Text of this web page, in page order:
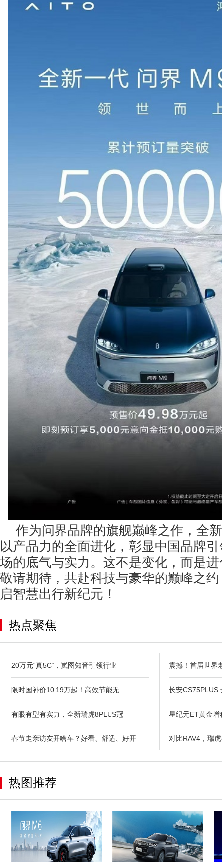
作为问界品牌的旗舰巅峰之作，全
以产品力的全面进化，彰显中国品牌
场的底气与实力。这不是变化，而是
敬请期待，共赴科技与豪华的巅峰之
启智慧出行新纪元！
热点聚焦
20万元“真5C“，岚图知音引领行业
限时国补价10.19万起！高效节能无
有眼有型有实力，全新瑞虎8PLUS冠
春节走亲访友开啥车？好看、舒适、好开
震撼！首届世界
长安CS75PLUS
星纪元ET黄金增
对比RAV4，瑞
热图推荐